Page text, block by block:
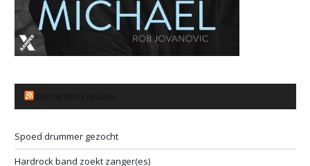
Spoed drummer gezocht
Hardrock band zoekt zanger(es)